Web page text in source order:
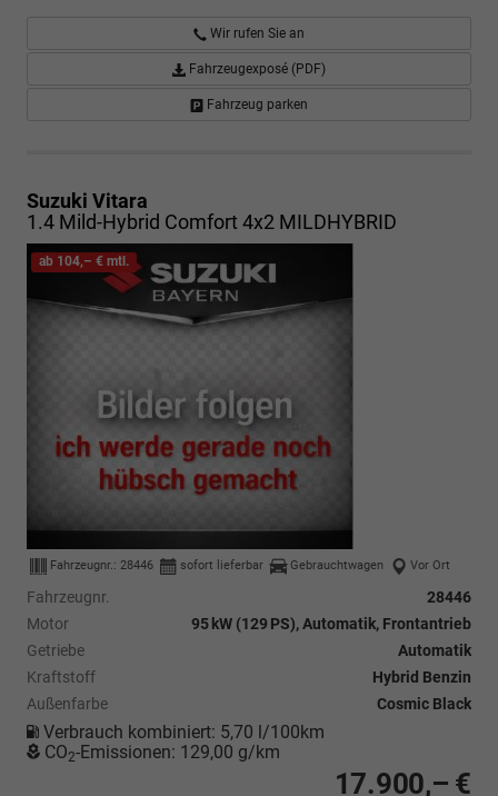
Wir rufen Sie an
Fahrzeugexposé (PDF)
Fahrzeug parken
Suzuki Vitara
1.4 Mild-Hybrid Comfort 4x2 MILDHYBRID
Fahrzeugnr.: 28446 sofort lieferbar Gebrauchtwagen Vor Ort
Fahrzeugnr.
28446
Motor
95 kW (129 PS), Automatik, Frontantrieb
Getriebe
Automatik
Kraftstoff
Hybrid Benzin
Außenfarbe
Cosmic Black
Verbrauch kombiniert: 5,70 l/100km
CO2-Emissionen: 129,00 g/km
ab 104,– € mtl.
17.900,– €